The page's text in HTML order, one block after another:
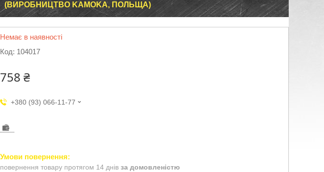
(ВИРОБНИЦТВО KAMOKA, ПОЛЬЩА)
Немає в наявності
Код: 104017
758 ₴
+380 (93) 066-11-77
повернення товару протягом 14 днів за домовленістю